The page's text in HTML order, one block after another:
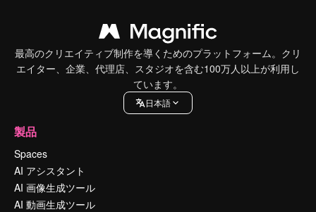
最高のクリエイティブ制作を導くためのプラットフォーム。クリ
エイター、企業、代理店、スタジオを含む100万人以上が利用し
ています。
日本語
製品
Spaces
AI アシスタント
AI 画像生成ツール
AI 動画生成ツール